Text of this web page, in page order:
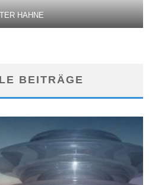
HAHNE
BEITRÄGE